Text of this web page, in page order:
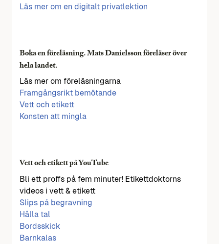
Läs mer om en digitalt privatlektion
Boka en föreläsning. Mats Danielsson föreläser över
hela landet.
Läs mer om föreläsningarna
Framgångsrikt bemötande
Vett och etikett
Konsten att mingla
Vett och etikett på YouTube
Bli ett proffs på fem minuter! Etikettdoktorns
videos i vett & etikett
Slips på begravning
Hålla tal
Bordsskick
Barnkalas